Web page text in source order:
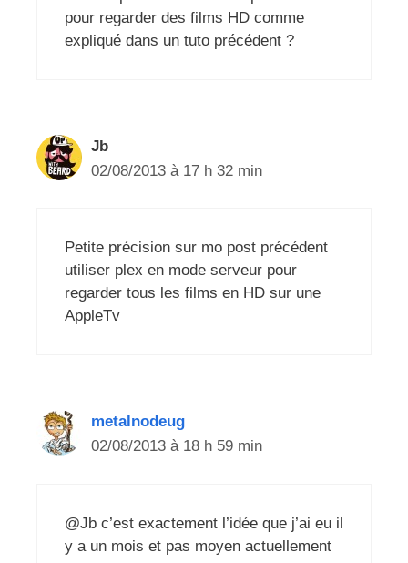
pour regarder des films HD comme
expliqué dans un tuto précédent ?
Jb
02/08/2013 à 17 h 32 min
Petite précision sur mo post précédent
utiliser plex en mode serveur pour
regarder tous les films en HD sur une
AppleTv
metalnodeug
02/08/2013 à 18 h 59 min
@Jb c’est exactement l’idée que j’ai eu il
y a un mois et pas moyen actuellement